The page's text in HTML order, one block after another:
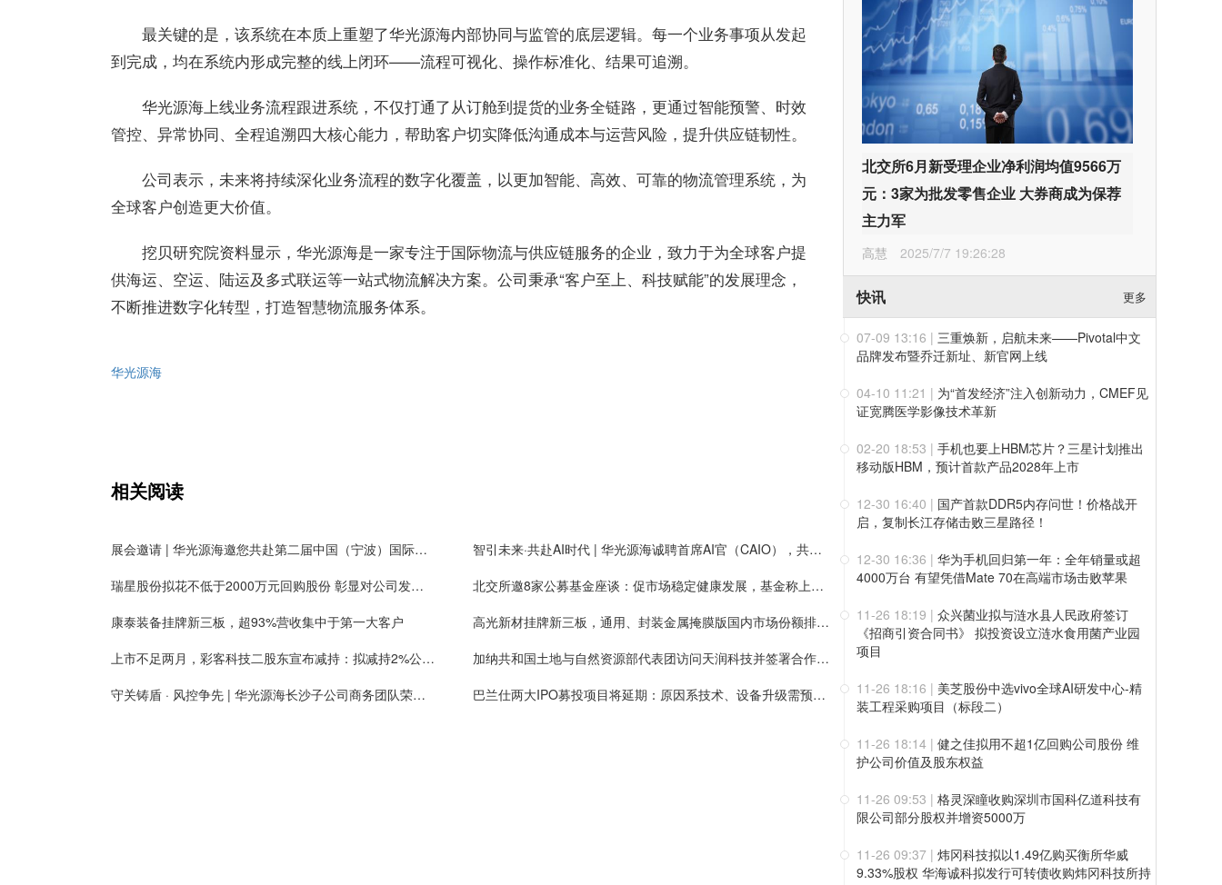
最关键的是，该系统在本质上重塑了华光源海内部协同与监管的底层逻辑。每一个业务事项从发起
到完成，均在系统内形成完整的线上闭环——流程可视化、操作标准化、结果可追溯。
华光源海上线业务流程跟进系统，不仅打通了从订舱到提货的业务全链路，更通过智能预警、时效
管控、异常协同、全程追溯四大核心能力，帮助客户切实降低沟通成本与运营风险，提升供应链韧性。
公司表示，未来将持续深化业务流程的数字化覆盖，以更加智能、高效、可靠的物流管理系统，为
全球客户创造更大价值。
挖贝研究院资料显示， 华光源海是一家专注于国际物流与供应链服务的企业，致力于为全球客户提
供海运、空运、陆运及多式联运等一站式物流解决方案。公司秉承“客户至上、科技赋能”的发展理念，
不断推进数字化转型，打造智慧物流服务体系。
华光源海
相关阅读
展会邀请 | 华光源海邀您共赴第二届中国（宁波）国际物流与供应链博览会，展位号：T01
智引未来·共赴AI时代 | 华光源海诚聘首席AI官（CAIO），共创智慧物流新未来！
瑞星股份拟花不低于2000万元回购股份 彰显对公司发展前景的信心
北交所邀8家公募基金座谈：促市场稳定健康发展，基金称上市公司质量持续提升
康泰装备挂牌新三板，超93%营收集中于第一大客户
高光新材挂牌新三板，通用、封装金属掩膜版国内市场份额排名第一
上市不足两月，彩客科技二股东宣布减持：拟减持2%公司股份约可套现5008万元
加纳共和国土地与自然资源部代表团访问天润科技并签署合作备忘录
守关铸盾 · 风控争先 | 华光源海长沙子公司商务团队荣获集团优秀风控团队奖
巴兰仕两大IPO募投项目将延期：原因系技术、设备升级需预留窗口，目前累计投入进度不足10%
北交所6月新受理企业净利润均值9566万
元：3家为批发零售企业 大券商成为保荐
主力军
高慧 2025/7/7 19:26:28
快讯 更多
07-09 13:16 | 三重焕新，启航未来——Pivotal中文
品牌发布暨乔迁新址、新官网上线
04-10 11:21 | 为“首发经济”注入创新动力，CMEF见
证宽腾医学影像技术革新
02-20 18:53 | 手机也要上HBM芯片？三星计划推出
移动版HBM，预计首款产品2028年上市
12-30 16:40 | 国产首款DDR5内存问世！价格战开
启，复制长江存储击败三星路径！
12-30 16:36 | 华为手机回归第一年：全年销量或超
4000万台 有望凭借Mate 70在高端市场击败苹果
11-26 18:19 | 众兴菌业拟与涟水县人民政府签订
《招商引资合同书》 拟投资设立涟水食用菌产业园
项目
11-26 18:16 | 美芝股份中选vivo全球AI研发中心-精
装工程采购项目（标段二）
11-26 18:14 | 健之佳拟用不超1亿回购公司股份 维
护公司价值及股东权益
11-26 09:53 | 格灵深瞳收购深圳市国科亿道科技有
限公司部分股权并增资5000万
11-26 09:37 | 炜冈科技拟以1.49亿购买衡所华威
9.33%股权 华海诚科拟发行可转债收购炜冈科技所持